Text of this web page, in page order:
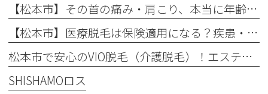
【松本市】その首の痛み・肩こり、本当に年齢のせい？知っておきたい「首の危険信号」
【松本市】医療脱毛は保険適用になる？疾患・肌荒れに悩む方へ整形外科での脱毛を徹底解説！
松本市で安心のVIO脱毛（介護脱毛）！エステとの違いや回数を解説
SHISHAMOロス